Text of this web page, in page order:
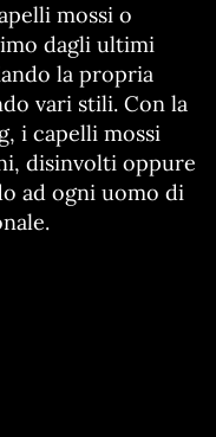
mossi o
dagli ultimi
la propria
vari stili. Con la
i capelli mossi
disinvolti oppure
ad ogni uomo di